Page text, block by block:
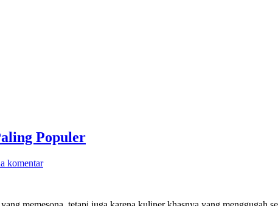
Populer
komentar